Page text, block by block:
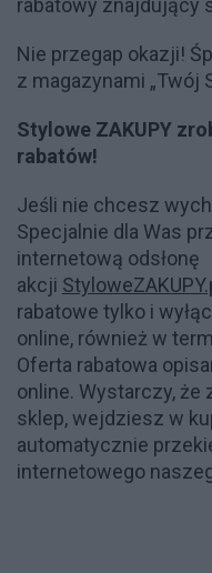
rabatowy znajdujący
Nie przegap okazji!
z magazynami „Twój
Stylowe ZAKUPY
rabatów!
Jeśli nie chcesz
Specjalnie dla Was
internetową odsłonę
akcji
rabatowe tylko i
online, również w
Oferta rabatowa
online. Wystarczy,
sklep, wejdziesz w
automatycznie
internetowego